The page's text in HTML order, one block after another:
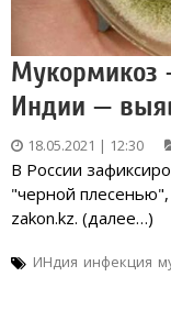
Мукормикоз
Индии —
18.05.2021 | 12:30
В России
"черной
zakon.kz. (далее…)
ИНдия инфекция